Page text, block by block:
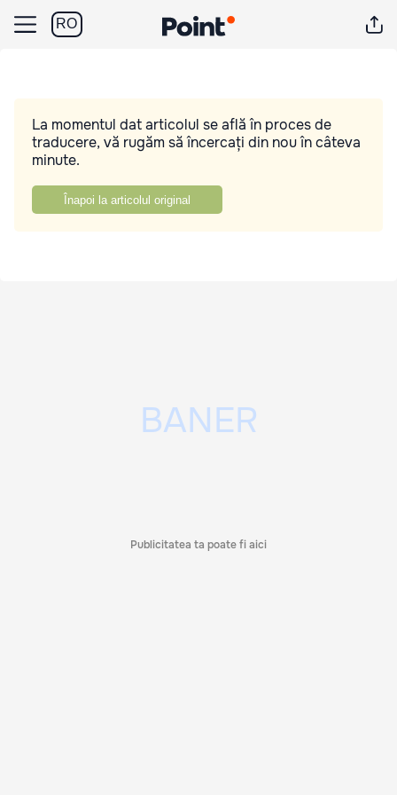
RO
La momentul dat articolul se află în proces de
traducere, vă rugăm să încercați din nou în câteva
minute.
Înapoi la articolul original
Publicitatea ta poate fi aici